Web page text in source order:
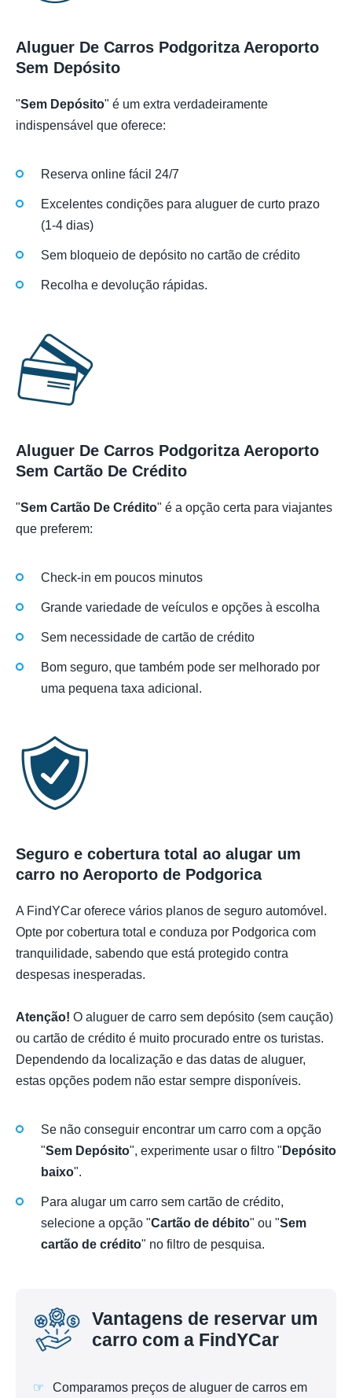
Aluguer De Carros Podgoritza Aeroporto
Sem Depósito
"Sem Depósito" é um extra verdadeiramente
indispensável que oferece:
Reserva online fácil 24/7
Excelentes condições para aluguer de curto prazo
(1-4 dias)
Sem bloqueio de depósito no cartão de crédito
Recolha e devolução rápidas.
Aluguer De Carros Podgoritza Aeroporto
Sem Cartão De Crédito
"Sem Cartão De Crédito" é a opção certa para viajantes
que preferem:
Check-in em poucos minutos
Grande variedade de veículos e opções à escolha
Sem necessidade de cartão de crédito
Bom seguro, que também pode ser melhorado por
uma pequena taxa adicional.
Seguro e cobertura total ao alugar um
carro no Aeroporto de Podgorica
A FindYCar oferece vários planos de seguro automóvel.
Opte por cobertura total e conduza por Podgorica com
tranquilidade, sabendo que está protegido contra
despesas inesperadas.
Atenção! O aluguer de carro sem depósito (sem caução)
ou cartão de crédito é muito procurado entre os turistas.
Dependendo da localização e das datas de aluguer,
estas opções podem não estar sempre disponíveis.
Se não conseguir encontrar um carro com a opção
"Sem Depósito", experimente usar o filtro " Depósito
baixo".
Para alugar um carro sem cartão de crédito,
selecione a opção "Cartão de débito" ou "Sem
cartão de crédito" no filtro de pesquisa.
Vantagens de reservar um
carro com a FindYCar
Comparamos preços de aluguer de carros em